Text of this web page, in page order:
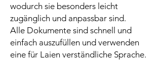
wodurch sie besonders leicht
zugänglich und anpassbar sind.
Alle Dokumente sind schnell und
einfach auszufüllen und verwenden
eine für Laien verständliche Sprache.